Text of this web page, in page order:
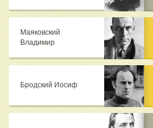
Маяковский
Владимир
Бродский Иосиф